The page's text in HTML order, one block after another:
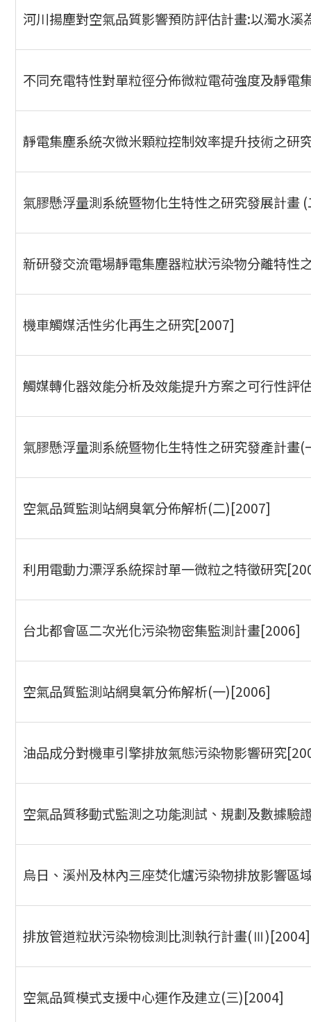
河川揚塵對空氣品質影響預防評估計畫:以濁水
不同充電特性對單粒徑分佈微粒電荷強度及靜電
靜電集塵系統次微米顆粒控制效率提升技術之研
氣膠懸浮量測系統暨物化生特性之研究發展計畫
新研發交流電場靜電集塵器粒狀污染物分離特性
機車觸媒活性劣化再生之研究[2007]
觸媒轉化器效能分析及效能提升方案之可行性評
氣膠懸浮量測系統暨物化生特性之研究發產計畫
空氣品質監測站網臭氧分佈解析(二)[2007]
利用電動力漂浮系統探討單一微粒之特徵研究
台北都會區二次光化污染物密集監測計畫[2006]
空氣品質監測站網臭氧分佈解析(一)[2006]
油品成分對機車引擎排放氣態污染物影響研究
空氣品質移動式監測之功能測試、規劃及數據驗
烏日、溪州及林內三座焚化爐污染物排放影響
排放管道粒狀污染物檢測比測執行計畫(Ⅲ)[2004]
空氣品質模式支援中心運作及建立(三)[2004]